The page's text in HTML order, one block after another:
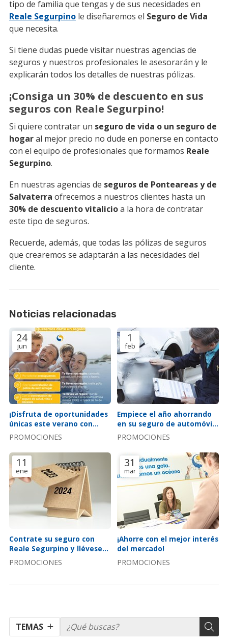
TEMAS
tipo de familia que tengas y de sus necesidades en
Reale Segurpino le diseñaremos el Seguro de Vida
que necesita.
Si tiene dudas puede visitar nuestras agencias de
seguros y nuestros profesionales le asesorarán y le
explicarán todos los detalles de nuestras pólizas.
¡Consiga un 30% de descuento en sus
seguros con Reale Segurpino!
Si quiere contratar un seguro de vida o un seguro de
hogaral mejor precio no dude en ponerse en contacto
con el equipo de profesionales que formamos Reale
Segurpino.
En nuestras agencias de seguros de Ponteareas y de
Salvaterra ofrecemos a nuestros clientes hasta un
30% de descuento vitalicioa la hora de contratar
este tipo de seguros.
Recuerde, además, que todas las pólizas de seguros
que crearemos se adaptarán a las necesidades del
cliente.
Noticias relacionadas
24
jun
¡Disfruta de oportunidades
únicas este verano con
nuestra aseguradora!
PROMOCIONES
1
feb
Empiece el año ahorrando
en su seguro de automóvil:
¡súper oferta auto 2024!
PROMOCIONES
11
ene
Contrate su seguro con
Reale Segurpino y llévese
un calendario de 2024
PROMOCIONES
31
mar
¡Ahorre con el mejor interés
del mercado!
PROMOCIONES